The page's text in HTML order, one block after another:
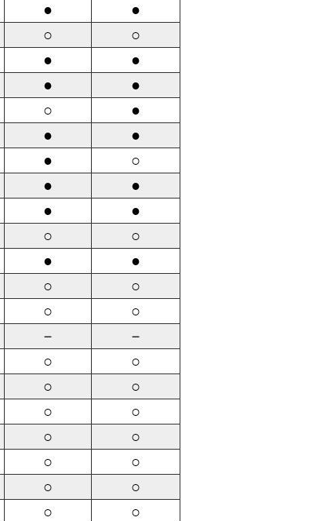
● ●
○ ○
● ●
● ●
○ ●
● ●
● ○
● ●
● ●
○ ○
● ●
○ ○
○ ○
－ －
○ ○
○ ○
○ ○
○ ○
○ ○
○ ○
○ ○